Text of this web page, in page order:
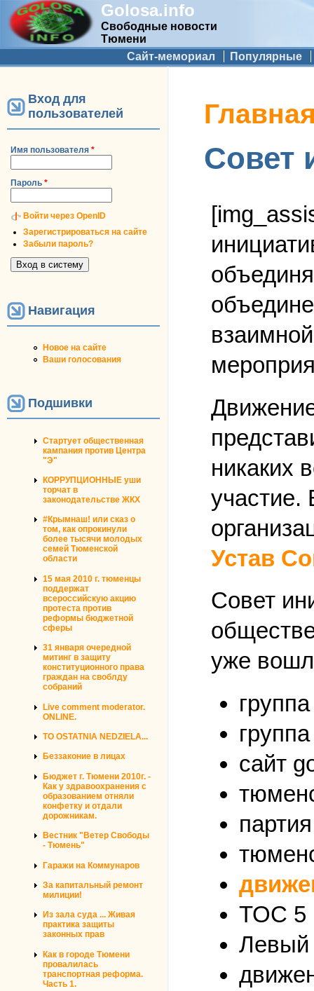
Golosa.info
Свободные новости
Тюмени
Дополнительное меню
Сайт-мемориал Популярные
Вход для
пользователей
Имя пользователя *
Пароль *
Войти через OpenID
Зарегистрироваться на сайте
Забыли пароль?
Навигация
Новое на сайте
Ваши голосования
Подшивки
Стартует общественная
кампания против Центра
"Э"
КОРРУПЦИОННЫЕ уши
торчат в
законодательстве ЖКХ
#Крымнаш! или сказ о
том, как опрокинули
более тысячи молодых
семей Тюменской
области
15 мая 2010 г. тюменцы
поддержат
всероссийскую акцию
протеста против
реформы бюджетной
сферы
31 января очередной
митинг в защиту
конституционного права
граждан на своблду
собраний
Live comment moderator.
ONLINE.
TO OSTATNIA NEDZIELA...
Беззаконие в лицах
Бюджет г. Тюмени 2010г. -
Как у здравоохранения с
образованием отняли
конфетку и отдали
дорожникам.
Вестник "Ветер Свободы
- Тюмень"
Гаражи на Коммунаров
За капитальный ремонт
милиции!
Из зала суда ... Живая
практика защиты
законных прав
Как в городе Тюмени
провалилась
транспортная реформа.
Часть 1.
Вы здесь
Совет
никаких
участие.
Устав
Совет
уже
сайт
ТОС 5
Левый